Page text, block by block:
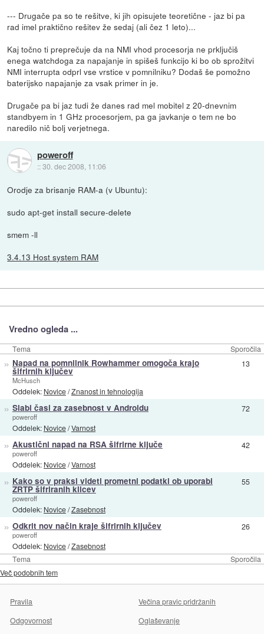
--- Drugače pa so te rešitve, ki jih opisujete teoretične - jaz bi pa
rad imel praktično rešitev že sedaj (ali čez 1 leto)...
Kaj točno ti preprečuje da na NMI vhod procesorja ne prključiš
enega watchdoga za napajanje in spišeš funkcijo ki bo ob sprožitvi
NMI interrupta odprl vse vrstice v pomnilniku? Dodaš še pomožno
baterijsko napajanje za vsak primer in je.
Drugače pa bi jaz tudi že danes rad mel mobitel z 20-dnevnim
standbyem in 1 GHz procesorjem, pa ga javkanje o tem ne bo
naredilo nič bolj verjetnega.
poweroff
::30. dec 2008, 11:06
Orodje za brisanje RAM-a (v Ubuntu):
sudo apt-get install secure-delete
smem -ll
3.4.13 Host system RAM
Vredno ogleda ...
Tema Sporočila
Tema Sporočila
» Napad na pomnilnik Rowhammer omogoča krajo
šifrirnih ključev
McHusch
Oddelek: Novice/Znanost in tehnologija
13
» Slabi časi za zasebnost v Androidu
poweroff
Oddelek: Novice/Varnost
72
» Akustični napad na RSA šifrirne ključe
poweroff
Oddelek: Novice/Varnost
42
» Kako so v praksi videti prometni podatki ob uporabi
ZRTP šifriranih klicev
poweroff
Oddelek: Novice/Zasebnost
55
» Odkrit nov način kraje šifrirnih ključev
poweroff
Oddelek: Novice/Zasebnost
26
Več podobnih tem
Pravila
Večina pravic pridržanih
Odgovornost
Oglaševanje